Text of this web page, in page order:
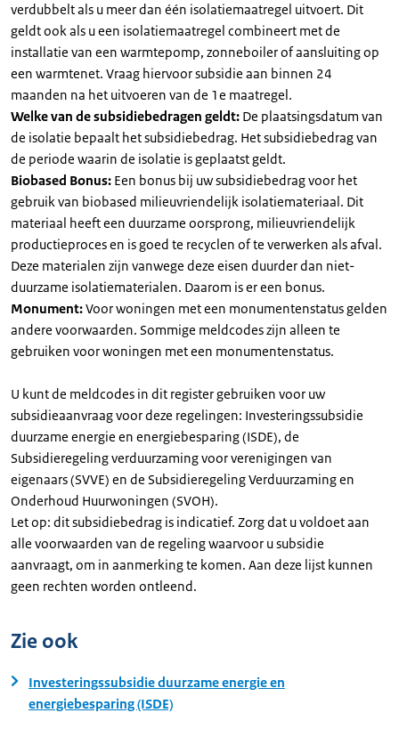
verdubbelt als u meer dan één isolatiemaatregel uitvoert. Dit
geldt ook als u een isolatiemaatregel combineert met de
installatie van een warmtepomp, zonneboiler of aansluiting op
een warmtenet. Vraag hiervoor subsidie aan binnen 24
maanden na het uitvoeren van de 1e maatregel.
Welke van de subsidiebedragen geldt: De plaatsingsdatum van
de isolatie bepaalt het subsidiebedrag. Het subsidiebedrag van
de periode waarin de isolatie is geplaatst geldt.
Biobased Bonus: Een bonus bij uw subsidiebedrag voor het
gebruik van biobased milieuvriendelijk isolatiemateriaal. Dit
materiaal heeft een duurzame oorsprong, milieuvriendelijk
productieproces en is goed te recyclen of te verwerken als afval.
Deze materialen zijn vanwege deze eisen duurder dan niet-
duurzame isolatiematerialen. Daarom is er een bonus.
Monument:Voor woningen met een monumentenstatus gelden
andere voorwaarden. Sommige meldcodes zijn alleen te
gebruiken voor woningen met een monumentenstatus.
U kunt de meldcodes in dit register gebruiken voor uw
subsidieaanvraag voor deze regelingen: Investeringssubsidie
duurzame energie en energiebesparing (ISDE), de
Subsidieregeling verduurzaming voor verenigingen van
eigenaars (SVVE) en de Subsidieregeling Verduurzaming en
Onderhoud Huurwoningen (SVOH).
Let op: dit subsidiebedrag is indicatief. Zorg dat u voldoet aan
alle voorwaarden van de regeling waarvoor u subsidie
aanvraagt, om in aanmerking te komen. Aan deze lijst kunnen
geen rechten worden ontleend.
Zie ook
Investeringssubsidie duurzame energie en
energiebesparing (ISDE)